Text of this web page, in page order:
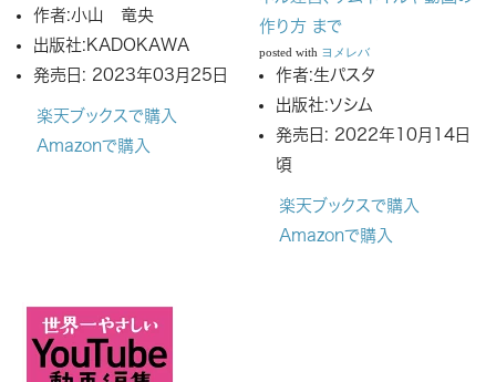
作者:小山 竜央
出版社: KADOKAWA
発売日: 2023年03月25日
楽天ブックスで購入
Amazonで購入
作り方 まで
posted with ヨメレバ
作者:生パスタ
出版社:ソシム
発売日: 2022年10月14日
頃
楽天ブックスで購入
Amazonで購入